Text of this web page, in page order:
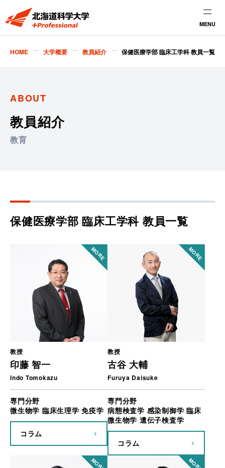
MENU
HOME 大学概要 教員紹介 保健医療学部 臨床工学科 教員一覧
ABOUT
教員紹介
教育
保健医療学部 臨床工学科 教員一覧
教授
印藤 智一
Indo Tomokazu
専門分野
微生物学 臨床生理学 免疫学
コラム
教授
古谷 大輔
Furuya Daisuke
専門分野
病態検査学 感染制御学 臨床
微生物学 遺伝子検査学
コラム